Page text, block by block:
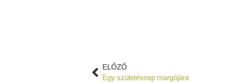
ELŐZŐ
Egy születésnap margójára